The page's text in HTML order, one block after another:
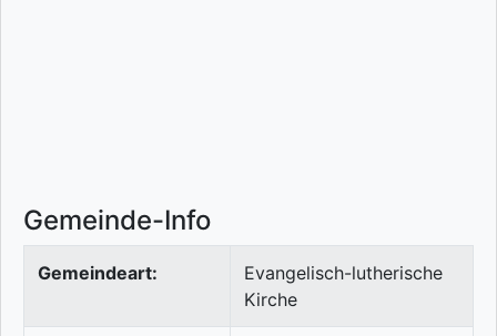
Gemeinde-Info
Gemeindeart:
Evangelisch-lutherische
Kirche